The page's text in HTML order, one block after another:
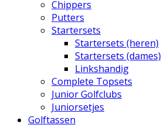
Chippers
Putters
Startersets
Startersets (heren)
Startersets (dames)
Linkshandig
Complete Topsets
Junior Golfclubs
Juniorsetjes
Golftassen